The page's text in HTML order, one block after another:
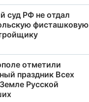
суд РФ не отдал
фисташковую
отметили
праздник Всех
Русской